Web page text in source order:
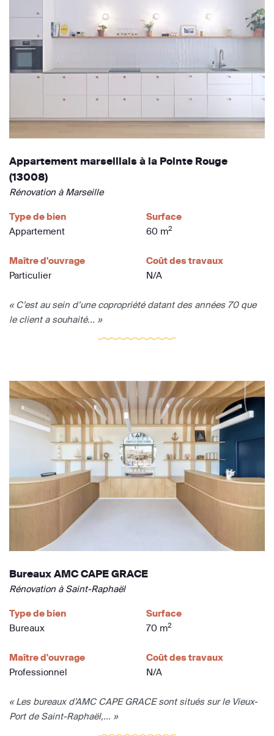
Appartement marseillais à la Pointe Rouge
(13008)
Rénovation à Marseille
Type de bien
Appartement
Surface
60 m2
Maître d'ouvrage
Particulier
Coût des travaux
N/A
« C’est au sein d’une copropriété datant des années 70 que
le client a souhaité... »
Bureaux AMC CAPE GRACE
Rénovation à Saint-Raphaël
Type de bien
Bureaux
Surface
70 m2
Maître d'ouvrage
Professionnel
Coût des travaux
N/A
« Les bureaux d’AMC CAPE GRACE sont situés sur le Vieux-
Port de Saint-Raphaël,... »